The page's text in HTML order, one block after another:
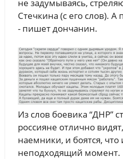
не задумываясь,
Стечкина (с его слов). А
- пишет дончанин.
Из слов боевика “ДНР”
россияне отлично
наемники, и боятся,
неподходящий момент.